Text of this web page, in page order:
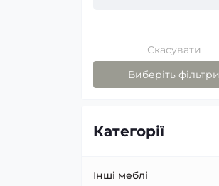
Скасувати
Виберіть фільтри
Категорії
Інші меблі